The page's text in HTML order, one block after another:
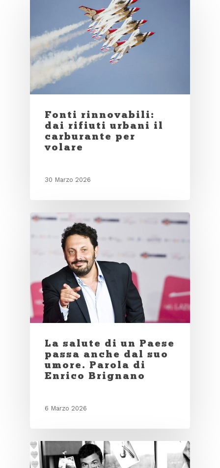
Fonti rinnovabili:
dai rifiuti urbani il
carburante per
volare
30 Marzo 2026
La salute di un Paese
passa anche dal suo
umore. Parola di
Enrico Brignano
6 Marzo 2026